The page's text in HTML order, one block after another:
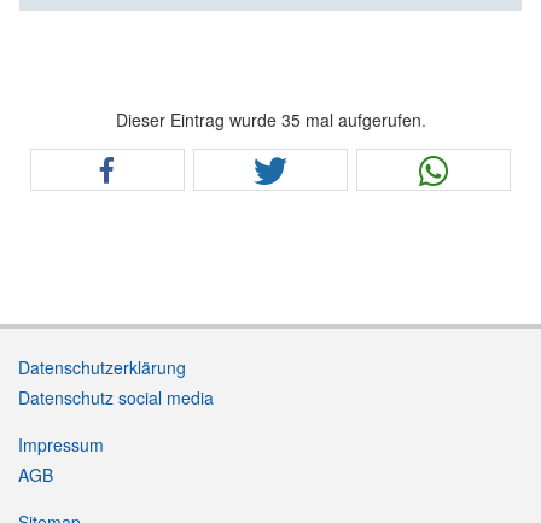
Dieser Eintrag wurde 35 mal aufgerufen.
Datenschutzerklärung
Datenschutz social media
Impressum
AGB